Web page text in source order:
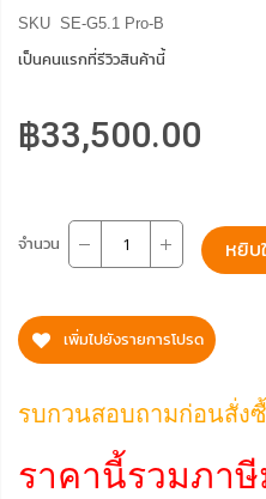
SKU SE-G5.1 Pro-B
เป็นคนแรกที่รีวิวสินค้านี้
฿33,500.00
จำนวน หยิบ
เพิ่มไปยังรายการโปรด
รบกวนสอบถามก่อนสั่ง
ราคานี้รวมภา